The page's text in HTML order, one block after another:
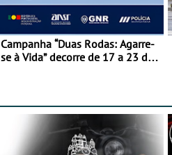
Campanha “Duas Rodas: Agarre-
se à Vida” decorre de 17 a 23 de